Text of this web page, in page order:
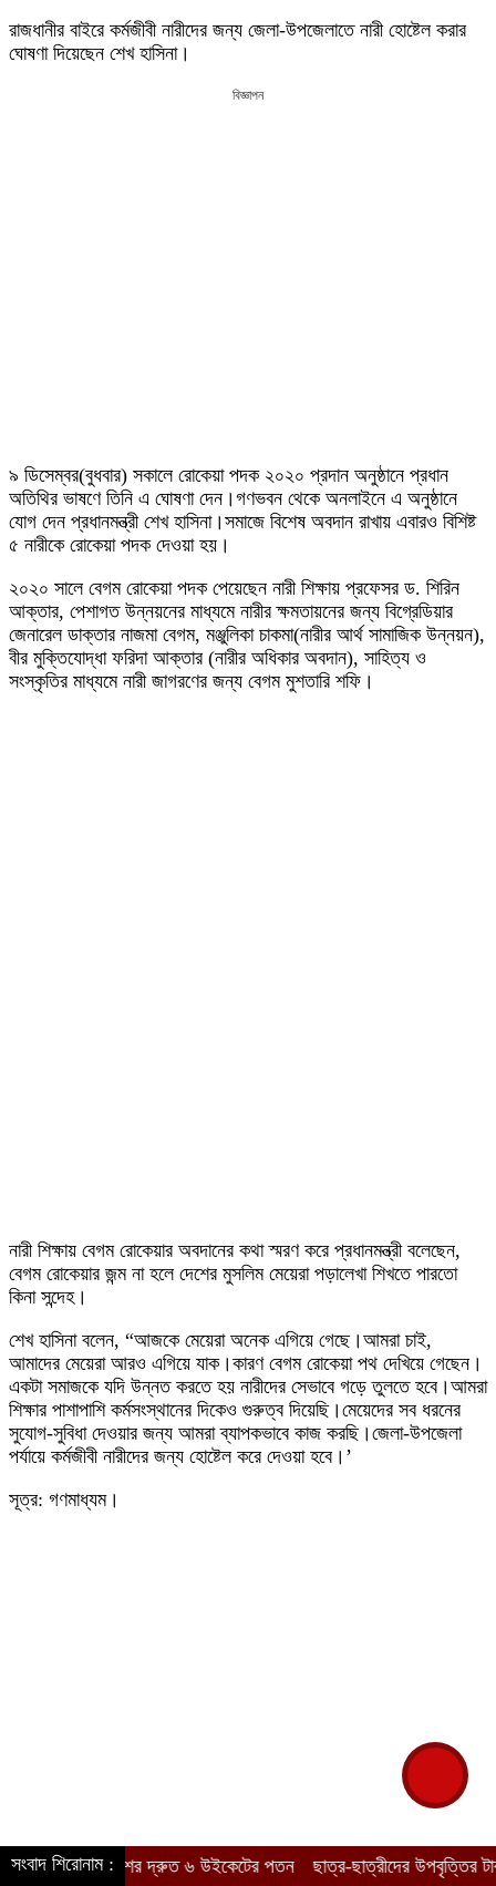
সংবাদ শিরোনাম :
বাংলাদেশের দ্রুত ৬ উইকেটের পতন ছাত্র-ছাত্রীদের উপবৃত্তির টাকা নিয়ে
রাজধানীর বাইরে কর্মজীবী নারীদের জন্য জেলা-উপজেলাতে নারী হোষ্টেল করার
ঘোষণা দিয়েছেন শেখ হাসিনা।
বিজ্ঞাপন
৯ ডিসেম্বর(বুধবার) সকালে রোকেয়া পদক ২০২০ প্রদান অনুষ্ঠানে প্রধান
অতিথির ভাষণে তিনি এ ঘোষণা দেন।গণভবন থেকে অনলাইনে এ অনুষ্ঠানে
যোগ দেন প্রধানমন্ত্রী শেখ হাসিনা।সমাজে বিশেষ অবদান রাখায় এবারও বিশিষ্ট
৫ নারীকে রোকেয়া পদক দেওয়া হয়।
২০২০ সালে বেগম রোকেয়া পদক পেয়েছেন নারী শিক্ষায় প্রফেসর ড. শিরিন
আক্তার, পেশাগত উন্নয়নের মাধ্যমে নারীর ক্ষমতায়নের জন্য বিগ্রেডিয়ার
জেনারেল ডাক্তার নাজমা বেগম, মঞ্জুলিকা চাকমা(নারীর আর্থ সামাজিক উন্নয়ন),
বীর মুক্তিযোদ্ধা ফরিদা আক্তার (নারীর অধিকার অবদান), সাহিত্য ও
সংস্কৃতির মাধ্যমে নারী জাগরণের জন্য বেগম মুশতারি শফি।
নারী শিক্ষায় বেগম রোকেয়ার অবদানের কথা স্মরণ করে প্রধানমন্ত্রী বলেছেন,
বেগম রোকেয়ার জন্ম না হলে দেশের মুসলিম মেয়েরা পড়ালেখা শিখতে পারতো
কিনা সন্দেহ।
শেখ হাসিনা বলেন, “আজকে মেয়েরা অনেক এগিয়ে গেছে।আমরা চাই,
আমাদের মেয়েরা আরও এগিয়ে যাক।কারণ বেগম রোকেয়া পথ দেখিয়ে গেছেন।
একটা সমাজকে যদি উন্নত করতে হয় নারীদের সেভাবে গড়ে তুলতে হবে।আমরা
শিক্ষার পাশাপাশি কর্মসংস্থানের দিকেও গুরুত্ব দিয়েছি।মেয়েদের সব ধরনের
সুযোগ-সুবিধা দেওয়ার জন্য আমরা ব্যাপকভাবে কাজ করছি।জেলা-উপজেলা
পর্যায়ে কর্মজীবী নারীদের জন্য হোষ্টেল করে দেওয়া হবে।’
সূত্র: গণমাধ্যম।